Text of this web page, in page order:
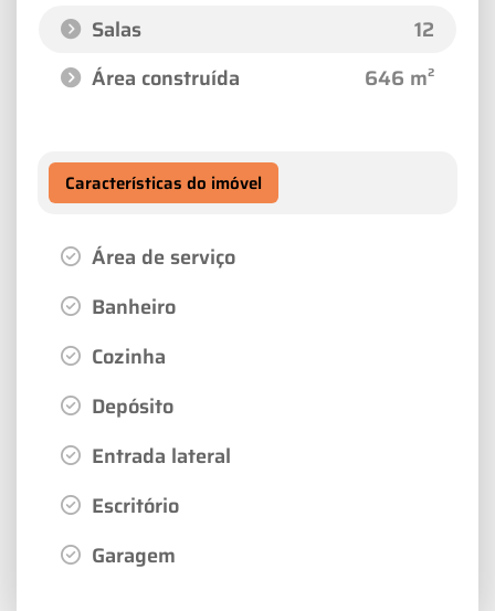
Salas
12
Área construída
646 m²
Características do imóvel
Área de serviço
Banheiro
Cozinha
Depósito
Entrada lateral
Escritório
Garagem